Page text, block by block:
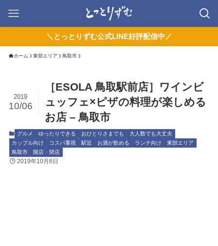
＼とっとりずむ公式LINE好評配信中／
ホーム 東部エリア 鳥取市
［ESOLA 鳥取駅前店］ワインビ
ュッフェ×ピザの料理が楽しめる
お店 – 鳥取市
2019
10/06
グルメ ゆったりできる おひとりさまでも
大人数でも大丈夫
カップル向け
コスパ重視 駅近 お酒が飲める ランチ向け
東部エリア
鳥取市
開店・閉店
2019年10月6日